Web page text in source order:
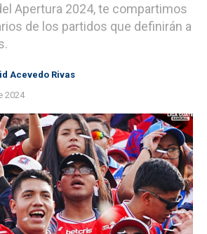
Apertura 2024, te compartimos
de los partidos que definirán a
Acevedo Rivas
2024